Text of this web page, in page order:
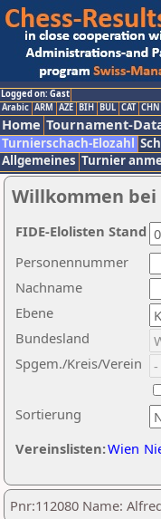
Logged on: Gast
Arabic ARM AZE BIH BUL CAT CHN
Home Tournament-
Turnierschach-Elozahl
Allgemeines Turnier
Willkommen bei
Nachname
Ebene
Sortierung
Personennummer
Bundesland
Spgem./Kreis/Verein
Vereinslisten:Wien
FIDE-Elolisten Stand
Pnr:112080 Name: